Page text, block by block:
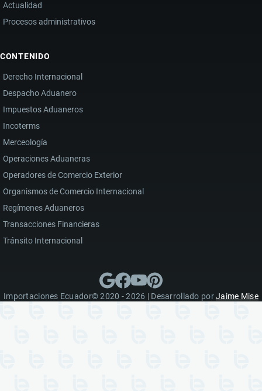
Actualidad
Procesos administrativos
CONTENIDO
Derecho Internacional
Despacho Aduanero
Impuestos Aduaneros
Incoterms
Merceología
Operaciones Aduaneras
Operadores de Comercio Exterior
Organismos de Comercio Internacional
Regímenes Aduaneros
Transacciones Financieras
Tránsito Internacional
Importaciones Ecuador© 2020 - 2026 | Desarrollado porJaime Mise